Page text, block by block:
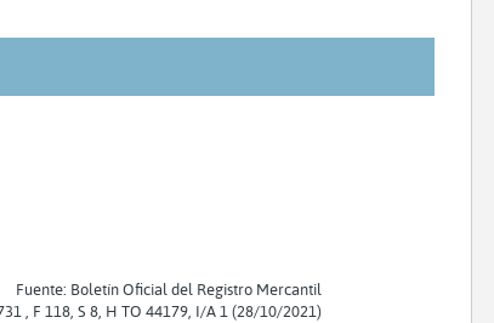
Fuente: Boletín Oficial del Registro Mercantil
, F 118, S 8, H TO 44179, I/A 1 (28/10/2021)